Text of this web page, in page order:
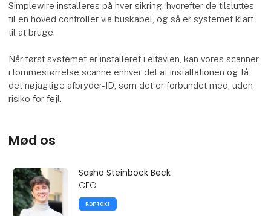
Simplewire installeres på hver sikring, hvorefter de tilsluttes
til en hoved controller via buskabel, og så er systemet klart
til at bruge.
Når først systemet er installeret i eltavlen, kan vores scanner
i lommestørrelse scanne enhver del af installationen og få
det nøjagtige afbryder-ID, som det er forbundet med, uden
risiko for fejl.
Mød os
Sasha Steinbock Beck
CEO
Kontakt